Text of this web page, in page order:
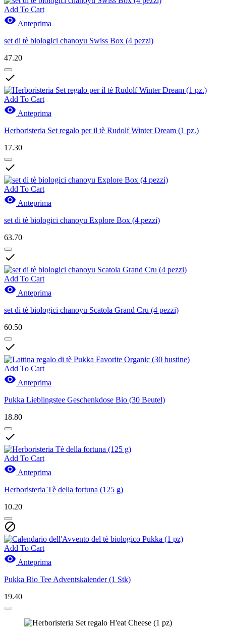
Add To Cart
 Anteprima
set di tè biologici chanoyu Swiss Box (4 pezzi)
47.20

Add To Cart
 Anteprima
Herboristeria Set regalo per il tè Rudolf Winter Dream (1 pz.)
17.30

Add To Cart
 Anteprima
set di tè biologici chanoyu Explore Box (4 pezzi)
63.70

Add To Cart
 Anteprima
set di tè biologici chanoyu Scatola Grand Cru (4 pezzi)
60.50

Add To Cart
 Anteprima
Pukka Lieblingstee Geschenkdose Bio (30 Beutel)
18.80

Add To Cart
 Anteprima
Herboristeria Tè della fortuna (125 g)
10.20

Add To Cart
 Anteprima
Pukka Bio Tee Adventskalender (1 Stk)
19.40